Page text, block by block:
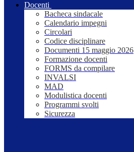
Docenti
Bacheca sindacale
Calendario impegni
Circolari
Codice disciplinare
Documenti 15 maggio 2026
Formazione docenti
FORMS da compilare
INVALSI
MAD
Modulistica docenti
Programmi svolti
Sicurezza